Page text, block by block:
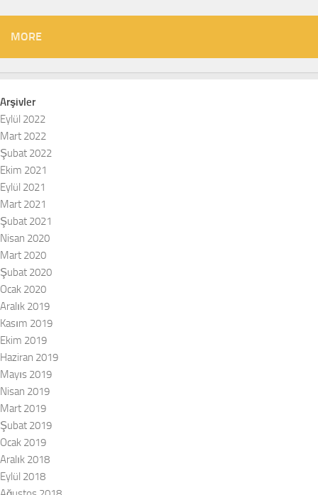
MORE
Arşivler
Eylül 2022
Mart 2022
Şubat 2022
Ekim 2021
Eylül 2021
Mart 2021
Şubat 2021
Nisan 2020
Mart 2020
Şubat 2020
Ocak 2020
Aralık 2019
Kasım 2019
Ekim 2019
Haziran 2019
Mayıs 2019
Nisan 2019
Mart 2019
Şubat 2019
Ocak 2019
Aralık 2018
Eylül 2018